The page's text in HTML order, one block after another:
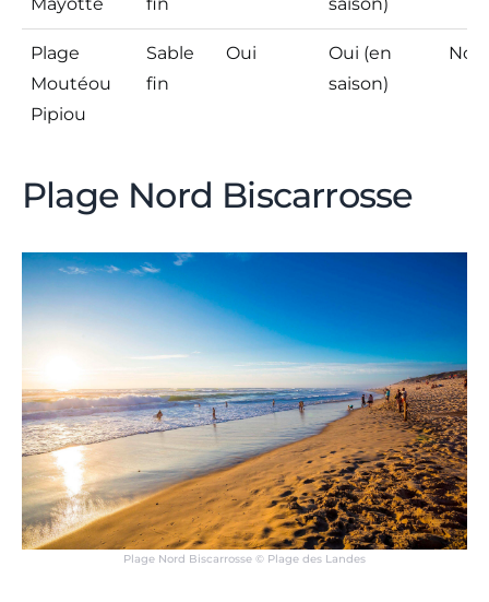
Mayotte fin saison)
Plage
Moutéou
Pipiou
Sable
fin
Oui
Oui (en
saison)
Non
Plage Nord Biscarrosse
Plage Nord Biscarrosse © Plage des Landes